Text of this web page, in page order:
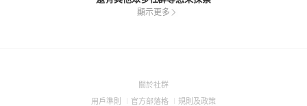
顯示更多
關於社群(Open
用戶準則 (Open
官方部落格 (Open
規則及政策(Open